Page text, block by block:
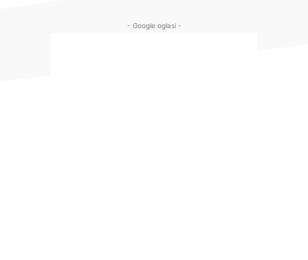
- Google oglasi -